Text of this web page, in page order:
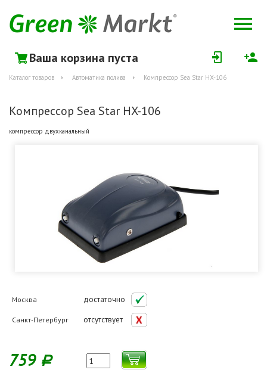
Ваша корзина пуста
Каталог товаров Автоматика полива Компрессор Sea Star HX-106
Компрессор Sea Star HX-106
компрессор двухканальный
Москва достаточно
Санкт-Петербург отсутствует
759 Р